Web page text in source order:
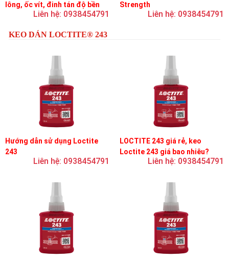
lông, ốc vít, đinh tán độ bền
trung bình, độ nhớt trung bình
Liên hệ: 0938454791
Strength
Liên hệ: 0938454791
KEO DÁN LOCTITE® 243
Hướng dẫn sử dụng Loctite
243
Liên hệ: 0938454791
LOCTITE 243 giá rẻ, keo
Loctite 243 giá bao nhiêu?
Liên hệ: 0938454791